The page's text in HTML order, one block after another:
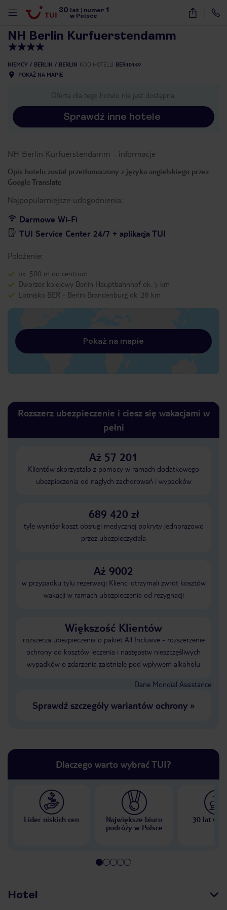
30 lat numer 1
w Polsce
15
NH Berlin Kurfuerstendamm
NIEMCY BERLIN BERLIN KOD HOTELU BER10149
POKAŻ NA MAPIE
Oferta dla tego hotelu nie jest dostępna.
Sprawdź inne hotele
NH Berlin Kurfuerstendamm - informacje
Opis hotelu został przetłumaczony z języka angielskiego przez
Google Translate
Najpopularniejsze udogodnienia:
Darmowe Wi-Fi
TUI Service Center 24/7 + aplikacja TUI
Położenie:
ok. 500 m od centrum
Dworzec kolejowy Berlin Hauptbahnhof ok. 5 km
Lotnisko BER - Berlin Brandenburg ok. 28 km
Pokaż na mapie
Rozszerz ubezpieczenie i ciesz się wakacjami w
pełni
Aż 57 201
Klientów skorzystało z pomocy w ramach dodatkowego
ubezpieczenia od nagłych zachorowań i wypadków
689 420 zł
tyle wyniósł koszt obsługi medycznej pokryty jednorazowo
przez ubezpieczyciela
Aż 9002
w przypadku tylu rezerwacji Klienci otrzymali zwrot kosztów
wakacji w ramach ubezpieczenia od rezygnacji
Większość Klientów
rozszerza ubezpieczenia o pakiet All Inclusive - rozszerzenie
ochrony od kosztów leczenia i następstw nieszczęśliwych
wypadków o zdarzenia zaistniałe pod wpływem alkoholu
Dane Mondial Assistance
Sprawdź szczegóły wariantów ochrony»
Dlaczego warto wybrać TUI?
Lider niskich cen
Największe biuro
podróży w Polsce
30 lat w
Hotel